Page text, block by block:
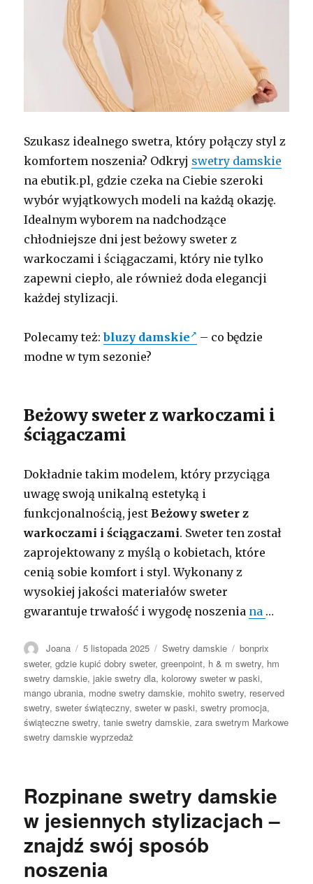
Szukasz idealnego swetra, który połączy styl z
komfortem noszenia? Odkryj swetry damskie
na ebutik.pl, gdzie czeka na Ciebie szeroki
wybór wyjątkowych modeli na każdą okazję.
Idealnym wyborem na nadchodzące
chłodniejsze dni jest beżowy sweter z
warkoczami i ściągaczami, który nie tylko
zapewni ciepło, ale również doda elegancji
każdej stylizacji.
Polecamy też:bluzy damskie
– co będzie
modne w tym sezonie?
Beżowy sweter z warkoczami i
ściągaczami
Dokładnie takim modelem, który przyciąga
uwagę swoją unikalną estetyką i
funkcjonalnością, jestBeżowy sweter z
warkoczami i ściągaczami. Sweter ten został
zaprojektowany z myślą o kobietach, które
cenią sobie komfort i styl. Wykonany z
wysokiej jakości materiałów sweter
gwarantuje trwałość i wygodę noszenia na …
Autor
Joana Opublikowano
5 listopada 2025 Kategorie
Swetry damskie Tagi
bonprix
sweter,gdzie kupić dobry sweter,greenpoint, h & m swetry, hm
swetry damskie,jakie swetry dla,kolorowy sweter w paski,
mango ubrania, modne swetry damskie, mohito swetry, reserved
swetry,sweter świąteczny,sweter w paski,swetry promocja,
świąteczne swetry,tanie swetry damskie,zara swetrym Markowe
swetry damskie wyprzedaż
Rozpinane swetry damskie
w jesiennych stylizacjach –
znajdź swój sposób
noszenia